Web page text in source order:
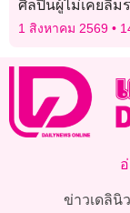
ศิลปินผู้ไม่เคยลืม
ชีวิต กับภารกิจ ‘ทู
1 สิงหาคม 2569
ข่าวเดลินิ